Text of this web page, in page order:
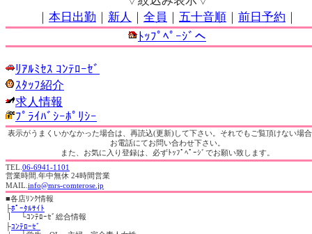
｜ 本日出勤 ｜ 新人 ｜ 全員 ｜ 五十音順 ｜ 前日予約 ｜
ﾄｯﾌﾟﾍﾟｰｼﾞへ
ﾘｱﾙﾐｾｽ ｺﾝﾃﾛｰｾﾞ
ｽﾀｯﾌ紹介
求人情報
ﾌﾟﾗｲﾊﾞｼｰﾎﾟﾘｼｰ
表示がうまくいかなかった場合は、再読込(更新)して下さい。それでもご覧頂けない場
お電話にてお問い合わせ下さい。
また、お気に入り登録は、必ずﾄｯﾌﾟﾍﾟｰｼﾞでお願い致します。
TEL. 06-6941-1101
営業時間.年中無休 24時間営業
MAIL. info@mrs-comterose.jp
■各店ﾘﾝｸ情報
├ﾎﾟｰﾀﾙｻｲﾄ
｜ └ｺﾝﾃﾛｰｾﾞ総合情報
├ｺﾝﾃﾛｰｾﾞ